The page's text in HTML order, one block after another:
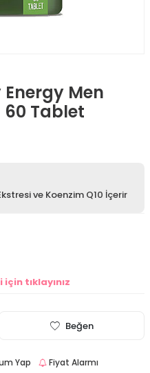
Men
60 Tablet
ve Koenzim Q10 İçerir
tıklayınız
Beğen
Yap Fiyat Alarmı